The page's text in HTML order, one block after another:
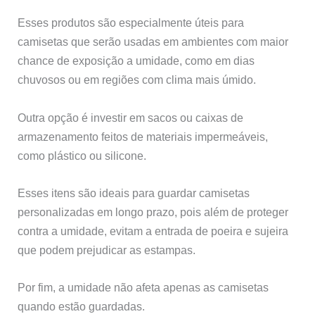
Esses produtos são especialmente úteis para
camisetas que serão usadas em ambientes com maior
chance de exposição a umidade, como em dias
chuvosos ou em regiões com clima mais úmido.
Outra opção é investir em sacos ou caixas de
armazenamento feitos de materiais impermeáveis,
como plástico ou silicone.
Esses itens são ideais para guardar camisetas
personalizadas em longo prazo, pois além de proteger
contra a umidade, evitam a entrada de poeira e sujeira
que podem prejudicar as estampas.
Por fim, a umidade não afeta apenas as camisetas
quando estão guardadas.